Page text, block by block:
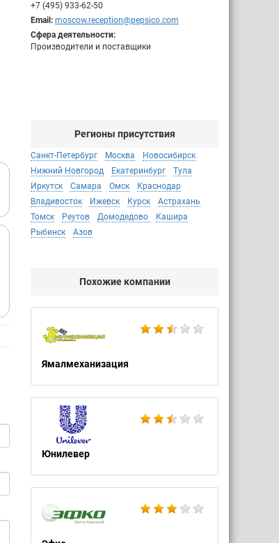
+7 (495) 933-62-50
Email: moscow.reception@pepsico.com
Сфера деятельности:
Производители и поставщики
Регионы присутствия
Санкт-Петербург Москва
Новосибирск
Нижний Новгород
Екатеринбург
Тула
Иркутск
Самара Омск
Краснодар
Владивосток
Ижевск Курск
Астрахань
Томск
Реутов Домодедово
Кашира
Рыбинск
Азов
Похожие компании
Ямалмеханизация
Юнилевер